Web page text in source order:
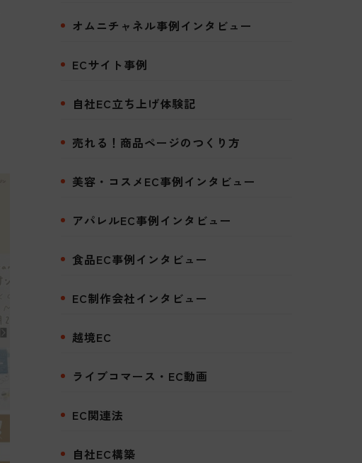
オムニチャネル事例インタビュー
ECサイト事例
自社EC立ち上げ体験記
売れる！商品ページのつくり方
美容・コスメEC事例インタビュー
アパレルEC事例インタビュー
食品EC事例インタビュー
EC制作会社インタビュー
越境EC
ライブコマース・EC動画
EC関連法
自社EC構築